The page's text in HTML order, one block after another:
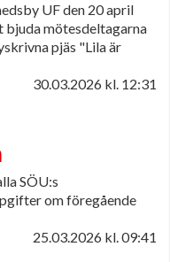
UF den 20 april
bjuda mötesdeltagarna
pjäs "Lila är
30.03.2026 kl. 12:31
SÖU:s
om föregående
25.03.2026 kl. 09:41